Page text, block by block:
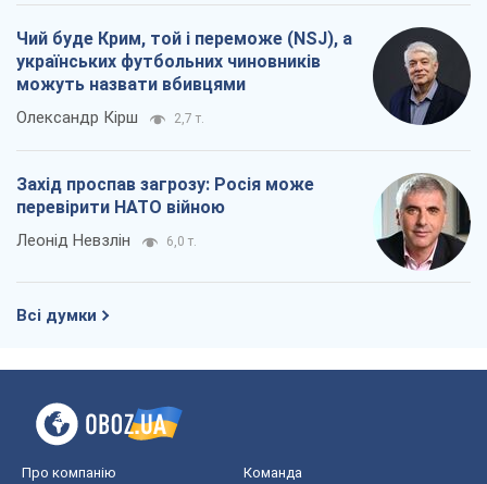
Чий буде Крим, той і переможе (NSJ), а
українських футбольних чиновників
можуть назвати вбивцями
Олександр Кірш 2,7 т.
Захід проспав загрозу: Росія може
перевірити НАТО війною
Леонід Невзлін 6,0 т.
Всі думки
Про компанію Команда